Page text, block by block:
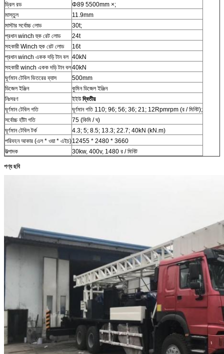
ড্রিল রড
Φ89 5500mm ×;
মাস্তুল
11.9mm
মাস্টার সর্বোচ্চ লোড
30t;
প্রধান winch হুক রেট লোড
24t
সহকারী Winch হুক রেট লোড
16t
প্রধান winch একক দড়ি টান বল 40kN
সহকারী winch একক দড়ি টান বল40kN
ঘূর্ণমান টেবিল ভিতরের ব্যাস
500mm
ডিজেল ইঞ্জিন
কুমিন ডিজেল ইঞ্জিন
নিঃসরণ
ইইউ দ্বিতীয়
ঘূর্ণমান টেবিল গতি
ঘূর্ণমান গতি 110; 96; 56; 36; 21; 12Rpmrpm (র / মিনিট);
সর্বোচ্চ হাঁটা গতি
75 (কিমি / ঘ)
ঘূর্ণমান টেবিল টর্ক
4.3; 5; 8.5; 13.3; 22.7; 40kN (kN.m)
পরিবহন আকার (এল * ওয়া * এইচ)12455 * 2480 * 3660
উত্পাদক
30kw, 400v, 1480 র / মিনিট
পণ্য ছবি